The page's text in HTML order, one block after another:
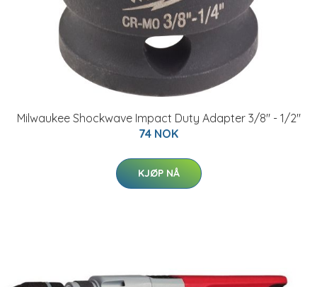
Milwaukee Shockwave Impact Duty Adapter 3/8" - 1/2"
74 NOK
KJØP NÅ